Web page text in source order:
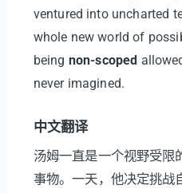
ventured into uncharted
whole new world of
being non-scoped
never imagined.
中文翻译
汤姆一直是一个视野受限
事物。一天，他决定挑战